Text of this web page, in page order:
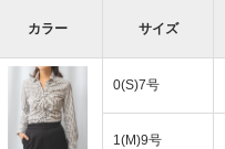
カラー サイズ
0(S)7号
1(M)9号